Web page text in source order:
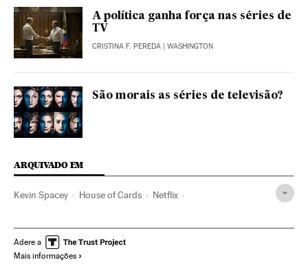
A política ganha força nas séries de
TV
CRISTINA F. PEREDA | WASHINGTON
São morais as séries de televisão?
ARQUIVADO EM
Kevin Spacey House of Cards Netflix
Plataformas digitales IPTV
Programa tv
Adere a
Mais informações